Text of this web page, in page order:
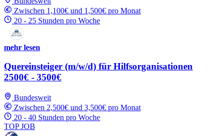
Zwischen 1,100€ und 1,500€ pro Monat
20 - 25 Stunden pro Woche
mehr lesen
Quereinsteiger (m/w/d) für Hilfsorganisationen
2500€ - 3500€
Bundesweit
Zwischen 2,500€ und 3,500€ pro Monat
20 - 40 Stunden pro Woche
TOP JOB